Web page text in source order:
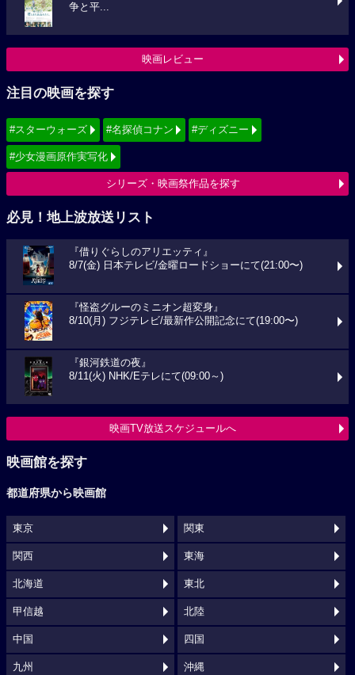
争と平...
映画レビュー
注目の映画を探す
#スターウォーズ #名探偵コナン #ディズニー
#少女漫画原作実写化
シリーズ・映画祭作品を探す
必見！地上波放送リスト
『借りぐらしのアリエッティ』
8/7(金) 日本テレビ/金曜ロードショーにて(21:00〜)
『怪盗グルーのミニオン超変身』
8/10(月) フジテレビ/最新作公開記念にて(19:00〜)
『銀河鉄道の夜』
8/11(火) NHK/Eテレにて(09:00～)
映画TV放送スケジュールへ
映画館を探す
都道府県から映画館
東京 関東
関西 東海
北海道 東北
甲信越 北陸
中国 四国
九州 沖縄